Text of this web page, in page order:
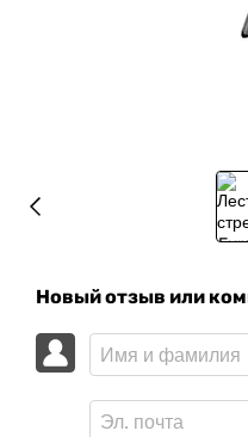
Новый отзыв или